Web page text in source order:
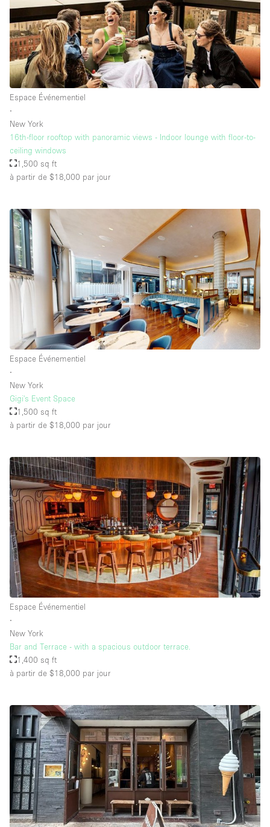
Espace Événementiel
∙
New York
16th-floor rooftop with panoramic views - Indoor lounge with floor-to-
ceiling windows
1,500 sq ft
à partir de $18,000 par jour
Espace Événementiel
∙
New York
Gigi's Event Space
1,500 sq ft
à partir de $18,000 par jour
Espace Événementiel
∙
New York
Bar and Terrace - with a spacious outdoor terrace.
1,400 sq ft
à partir de $18,000 par jour